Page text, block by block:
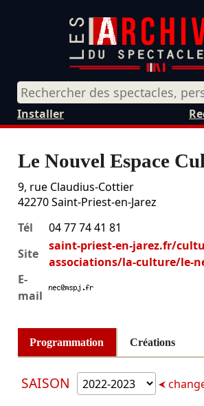
Installer
Le Nouvel Espace
9, rue Claudius-Cottier
42270 Saint-Priest-en-Jarez
Tél
04 77 74 41 81
Site
saint-priest-en-jarez.fr/
associations/la-culture/le-
E-
mail
Programmation Créations
SAISON